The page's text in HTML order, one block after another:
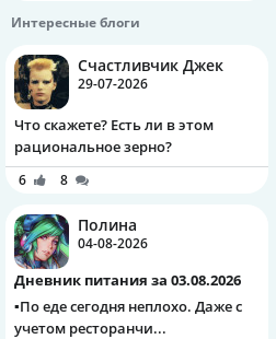
Интересные блоги
Счастливчик Джек
29-07-2026
Что скажете? Есть ли в этом
рациональное зерно?
6 8
Полина
04-08-2026
Дневник питания за 03.08.2026
▪️По еде сегодня неплохо. Даже с
учетом ресторанчи...